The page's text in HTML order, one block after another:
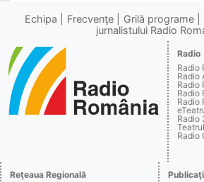
Echipa Frecvenţe Grilă programe
jurnalistului Radio
Radio
Radio
Radio
Radio
Radio
Radio
Radio
Radio
Reţeaua Regională